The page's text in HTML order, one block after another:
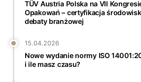
TÜV Austria Polska na VII
Opakowań – certyfikacja
debaty branżowej
15.04.2026
Nowe wydanie normy ISO
i ile masz czasu?